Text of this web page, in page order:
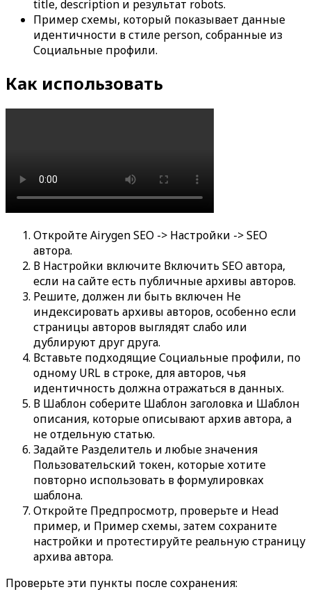
title, description и результат robots.
Пример схемы, который показывает данные
идентичности в стиле person, собранные из
Социальные профили.
Как использовать
ОткройтеAirygen SEO -> Настройки -> SEO
автора.
В Настройки включите Включить SEO автора,
если на сайте есть публичные архивы авторов.
Решите, должен ли быть включен Не
индексировать архивы авторов, особенно если
страницы авторов выглядят слабо или
дублируют друг друга.
Вставьте подходящиеСоциальные профили, по
одному URL в строке, для авторов, чья
идентичность должна отражаться в данных.
В Шаблон соберите Шаблон заголовка и Шаблон
описания, которые описывают архив автора, а
не отдельную статью.
Задайте Разделитель и любые значения
Пользовательский токен, которые хотите
повторно использовать в формулировках
шаблона.
Откройте Предпросмотр, проверьте и Head
пример, и Пример схемы, затем сохраните
настройки и протестируйте реальную страницу
архива автора.
Проверьте эти пункты после сохранения: